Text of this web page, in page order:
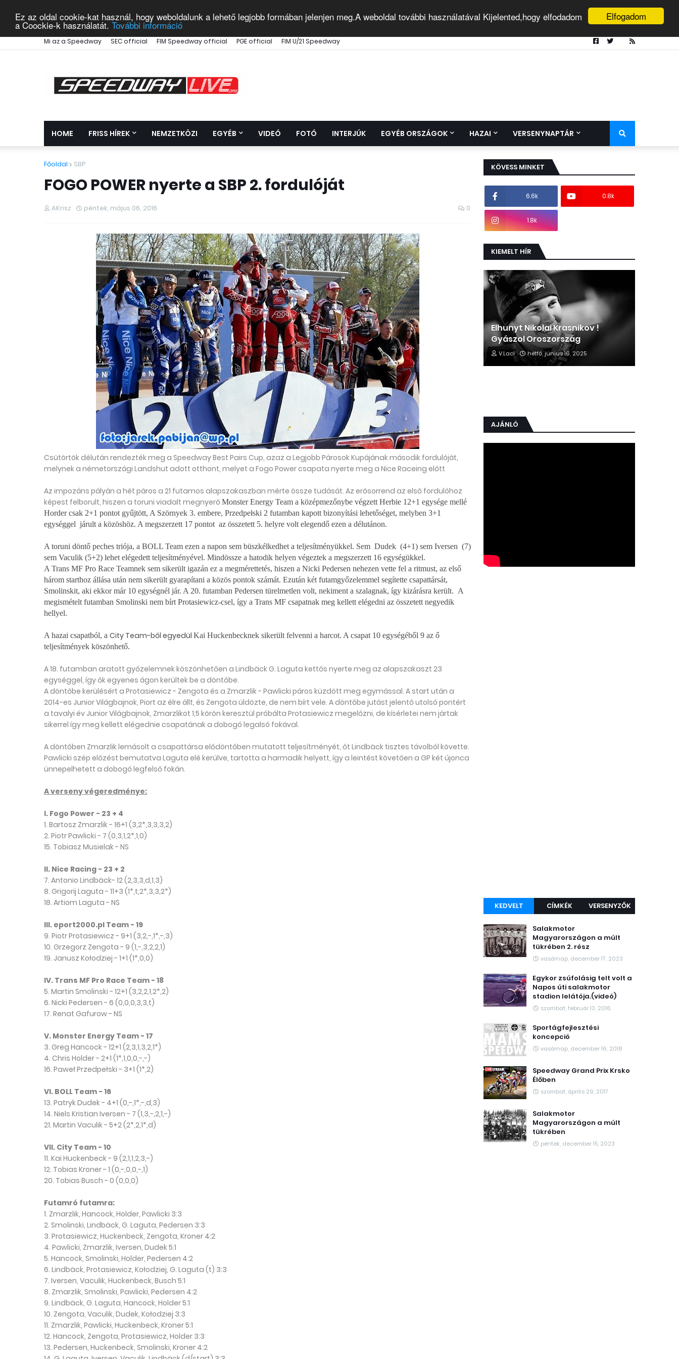
Elfogadom
Ez az oldal cookie-kat használ, hogy weboldalunk a lehető legjobb formában jelenjen meg.A weboldal további használatával Kijelented,hogy elfodadom
a Coockie-k használatát. További információ
Mi az a Speedway SEC official FIM Speedway official PGE official FIM U/21 Speedway
HOME FRISS HÍREK NEMZETKÖZI EGYÉB VIDEÓ FOTÓ INTERJÚK EGYÉB ORSZÁGOK HAZAI VERSENYNAPTÁR
Főoldal SBP
FOGO POWER nyerte a SBP 2. fordulóját
AKrisz péntek, május 06, 2016 0
Csütörtök délután rendezték meg a Speedway Best Pairs Cup, azaz a Legjobb Párosok Kupájának második fordulóját,
melynek a németországi Landshut adott otthont, melyet a Fogo Power csapata nyerte meg a Nice Raceing előtt
Az impozáns pályán a hét páros a 21 futamos alapszakaszban mérte össze tudását. Az erősorrend az első fordulóhoz
képest felborult, hiszen a toruni viadalt megnyerőMonster Energy Team a középmezőnybe végzett Herbie 12+1 egysége mellé
Horder csak 2+1 pontot gyűjtött, A Szörnyek 3. embere, Przedpełski 2 futamban kapott bizonyítási lehetőséget, melyben 3+1
egységgel járult a közöshöz. A megszerzett 17 pontot az összetett 5. helyre volt elegendő ezen a délutánon.
A toruni döntő peches triója, a BOLL Team ezen a napon sem büszkélkedhet a teljesítményükkel. Sem Dudek (4+1) sem Iversen (7)
sem Vaculik (5+2) lehet elégedett teljesítményével. Mindössze a hatodik helyen végeztek a megszerzett 16 egységükkel.
A Trans MF Pro Race Teamnek sem sikerült igazán ez a megmérettetés, hiszen a Nicki Pedersen nehezen vette fel a ritmust, az első
három starthoz állása után nem sikerült gyarapítani a közös pontok számát. Ezután két futamgyőzelemmel segítette csapattársát,
Smolinskit, aki ekkor már 10 egységnél jár. A 20. futamban Pedersen türelmetlen volt, nekiment a szalagnak, így kizárásra került. A
megismételt futamban Smolinski nem bírt Protasiewicz-csel, így a Trans MF csapatnak meg kellett elégedni az összetett negyedik
hellyel.
A hazai csapatból, a City Team-ből egyedül Kai Huckenbecknek sikerült felvenni a harcot. A csapat 10 egységéből 9 az ő
teljesítmények köszönhető.
A 18. futamban aratott győzelemnek köszönhetően a Lindbäck G. Laguta kettős nyerte meg az alapszakaszt 23
egységgel, így ők egyenes ágon kerültek be a döntőbe.
A döntőbe kerülésért a Protasiewicz - Zengota és a Zmarzlik - Pawlicki páros küzdött meg egymással. A start után a
2014-es Junior Világbajnok, Piort az élre állt, és Zengota üldözte, de nem bírt vele. A döntőbe jutást jelentő utolsó pontért
a tavalyi év Junior Világbajnok, Zmarzlikot 1,5 körön keresztül próbálta Protasiewicz megelőzni, de kísérletei nem jártak
sikerrel így meg kellett elégednie csapatának a dobogó legalsó fokával.
A döntőben Zmarzlik lemásolt a csapattársa elődöntőben mutatott teljesítményét, őt Lindbäck tisztes távolból követte.
Pawlicki szép előzést bemutatva Laguta elé kerülve, tartotta a harmadik helyett, így a leintést követően a GP két újonca
ünnepelhetett a dobogó legfelső fokán.
A verseny végeredménye:
I. Fogo Power - 23 + 4
1. Bartosz Zmarzlik - 16+1 (3,2*,3,3,3,2)
2. Piotr Pawlicki - 7 (0,3,1,2*,1,0)
15. Tobiasz Musielak - NS
II. Nice Racing - 23 + 2
7. Antonio Lindbäck- 12 (2,3,3,d,1,3)
8. Grigorij Laguta - 11+3 (1*,t,2*,3,3,2*)
18. Artiom Laguta - NS
III. eport2000.pl Team - 19
9. Piotr Protasiewicz - 9+1 (3,2,-,1*,-,3)
10. Grzegorz Zengota - 9 (1,-,3,2,2,1)
19. Janusz Kołodziej - 1+1 (1*,0,0)
IV. Trans MF Pro Race Team - 18
5. Martin Smolinski - 12+1 (3,2,2,1,2*,2)
6. Nicki Pedersen - 6 (0,0,0,3,3,t)
17. Renat Gafurow - NS
V. Monster Energy Team - 17
3. Greg Hancock - 12+1 (2,3,1,3,2,1*)
4. Chris Holder - 2+1 (1*,1,0,0,-,-)
16. Paweł Przedpełski - 3+1 (1*,2)
VI. BOLL Team - 16
13. Patryk Dudek - 4+1 (0,-,1*,-,d,3)
14. Niels Kristian Iversen - 7 (1,3,-,2,1,-)
21. Martin Vaculik - 5+2 (2*,2,1*,d)
VII. City Team - 10
11. Kai Huckenbeck - 9 (2,1,1,2,3,-)
12. Tobias Kroner - 1 (0,-,0,0,-,1)
20. Tobias Busch - 0 (0,0,0)
Futamró futamra:
1. Zmarzlik, Hancock, Holder, Pawlicki 3:3
2. Smolinski, Lindbäck, G. Laguta, Pedersen 3:3
3. Protasiewicz, Huckenbeck, Zengota, Kroner 4:2
4. Pawlicki, Zmarzlik, Iversen, Dudek 5:1
5. Hancock, Smolinski, Holder, Pedersen 4:2
6. Lindbäck, Protasiewicz, Kołodziej, G. Laguta (t) 3:3
7. Iversen, Vaculik, Huckenbeck, Busch 5:1
8. Zmarzlik, Smolinski, Pawlicki, Pedersen 4:2
9. Lindbäck, G. Laguta, Hancock, Holder 5:1
10. Zengota, Vaculik, Dudek, Kołodziej 3:3
11. Zmarzlik, Pawlicki, Huckenbeck, Kroner 5:1
12. Hancock, Zengota, Protasiewicz, Holder 3:3
13. Pedersen, Huckenbeck, Smolinski, Kroner 4:2
KÖVESS MINKET
6.6k 0.8k
1.8k
KIEMELT HÍR
Elhunyt Nikolai Krasnikov !
Gyászol Oroszország
V.Laci hétfő, június 16, 2025
AJÁNLÓ
KEDVELT CÍMKÉK VERSENYZŐK
Salakmotor
Magyarországon a múlt
tükrében 2. rész
vasárnap, december 17, 2023
Egykor zsúfolásig telt volt a
Napos úti salakmotor
stadion lelátója.(videó)
szombat, február 13, 2016
Sportágfejlesztési
koncepció
vasárnap, december 16, 2018
Speedway Grand Prix Krsko
Élőben
szombat, április 29, 2017
Salakmotor
Magyarországon a múlt
tükrében
péntek, december 15, 2023